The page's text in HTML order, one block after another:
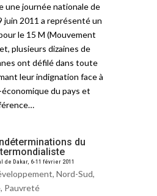
une journée nationale de
juin 2011 a représenté un
le 15 M (Mouvement
plusieurs dizaines de
ont défilé dans toute
leur indignation face à
du pays et
du
de Dakar, 6-11 février 2011
, Nord-Sud,
, Pauvreté